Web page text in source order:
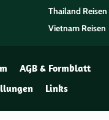
Thailand Reisen
Vietnam Reisen
AGB & Formblatt
Links